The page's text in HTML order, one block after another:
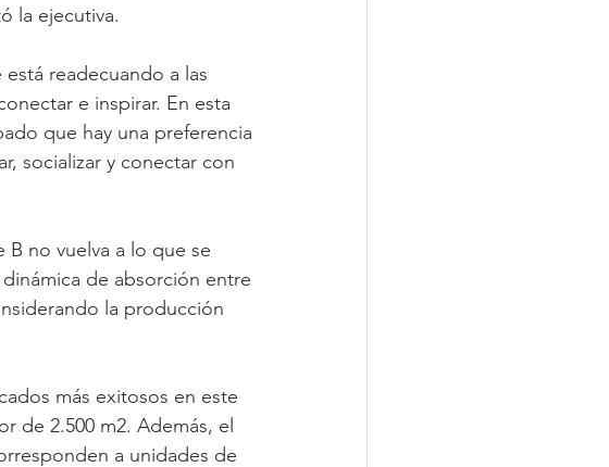
la ejecutiva.
readecuando a las
e inspirar. En esta
que hay una preferencia
socializar y conectar con
no vuelva a lo que se
de absorción entre
la producción
más exitosos en este
de 2.500 m2. Además, el
a unidades de